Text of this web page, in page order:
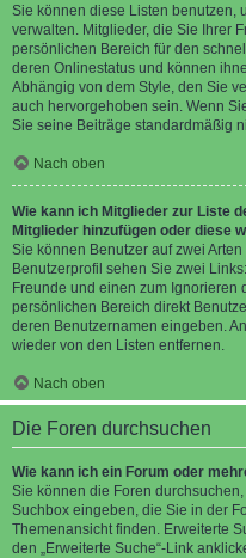
Sie können diese Listen benutzen,
verwalten. Mitglieder, die Sie Ihrer
persönlichen Bereich für den
deren Onlinestatus und können
Abhängig von dem Style, den Sie
auch hervorgehoben sein. Wenn
Sie seine Beiträge standardmäßig
Nach oben
Wie kann ich Mitglieder zur Liste
Mitglieder hinzufügen oder diese
Sie können Benutzer auf zwei
Benutzerprofil sehen Sie zwei
Freunde und einen zum Ignorieren
persönlichen Bereich direkt
deren Benutzernamen eingeben.
wieder von den Listen entfernen.
Nach oben
Die Foren durchsuchen
Wie kann ich ein Forum oder
Sie können die Foren
Suchbox eingeben, die Sie in der
Themenansicht finden. Erweiterte
den „Erweiterte Suche“-Link